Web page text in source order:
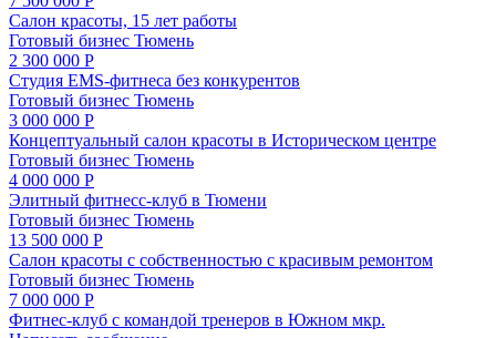
Салон красоты, 15 лет работы
Готовый бизнес Тюмень
2 300 000 Р
Студия EMS-фитнеса без конкурентов
Готовый бизнес Тюмень
3 000 000 Р
Концептуальный салон красоты в Историческом центре
Готовый бизнес Тюмень
4 000 000 Р
Элитный фитнесс-клуб в Тюмени
Готовый бизнес Тюмень
13 500 000 Р
Салон красоты с собственностью с красивым ремонтом
Готовый бизнес Тюмень
7 000 000 Р
Фитнес-клуб с командой тренеров в Южном мкр.